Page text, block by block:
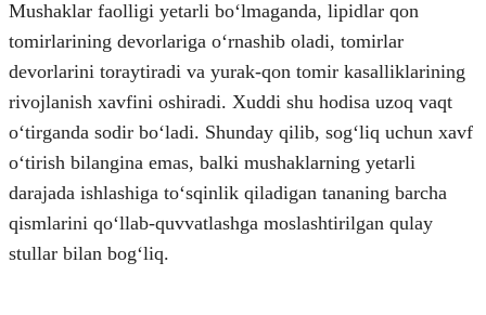
Mushaklar faolligi yetarli boʻlmaganda, lipidlar qon
tomirlarining devorlariga oʻrnashib oladi, tomirlar
devorlarini toraytiradi va yurak-qon tomir kasalliklarining
rivojlanish xavfini oshiradi. Xuddi shu hodisa uzoq vaqt
oʻtirganda sodir boʻladi. Shunday qilib, sogʻliq uchun xavf
oʻtirish bilangina emas, balki mushaklarning yetarli
darajada ishlashiga toʻsqinlik qiladigan tananing barcha
qismlarini qoʻllab-quvvatlashga moslashtirilgan qulay
stullar bilan bogʻliq.